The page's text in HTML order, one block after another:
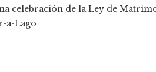
celebración de la Ley de
a-Lago